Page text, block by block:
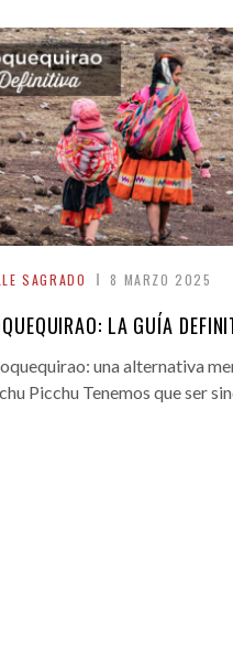
SAGRADO 8 MARZO 2025
LA GUÍA
una alternativa
Picchu Tenemos que ser